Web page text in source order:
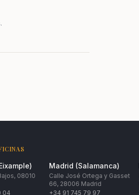
08010
04
Madrid (Salamanca)
Calle José Ortega y Gasset
66, 28006 Madrid
+34 91 745 79 97